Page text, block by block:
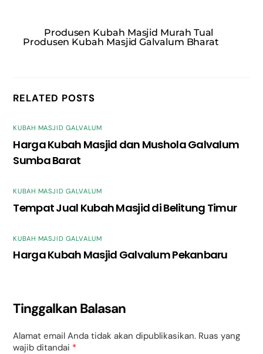
Produsen Kubah Masjid Murah Tual
Produsen Kubah Masjid Galvalum Bharat
RELATED POSTS
KUBAH MASJID GALVALUM
Harga Kubah Masjid dan Mushola Galvalum
Sumba Barat
KUBAH MASJID GALVALUM
Tempat Jual Kubah Masjid di Belitung Timur
KUBAH MASJID GALVALUM
Harga Kubah Masjid Galvalum Pekanbaru
Tinggalkan Balasan
Alamat email Anda tidak akan dipublikasikan. Ruas yang
wajib ditandai *